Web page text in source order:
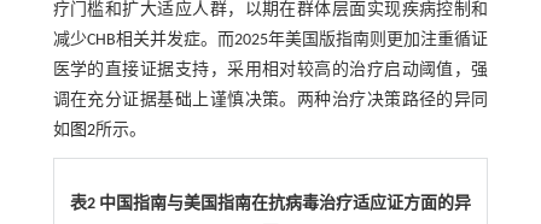
疗门槛和扩大适应人群，以期在群体层面实现疾病控制和
减少CHB相关并发症。而2025年美国版指南则更加注重循证
医学的直接证据支持，采用相对较高的治疗启动阈值，强
调在充分证据基础上谨慎决策。两种治疗决策路径的异同
如 图2所示。
表2 中国指南与美国指南在抗病毒治疗适应证方面的异